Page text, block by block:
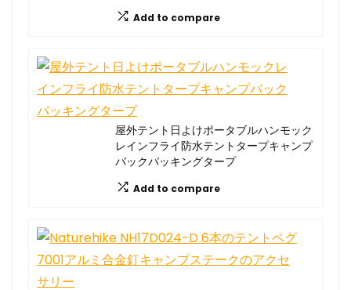
Add to compare
屋外テント日よけポータブルハンモック
レインフライ防水テントタープキャンプ
バックパッキングタープ
Add to compare